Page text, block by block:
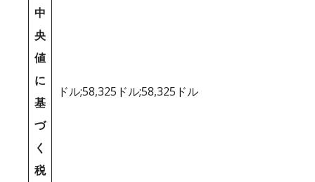
中
央
値
に
基
づ
く
税
ドル;58,325ドル;58,325ドル